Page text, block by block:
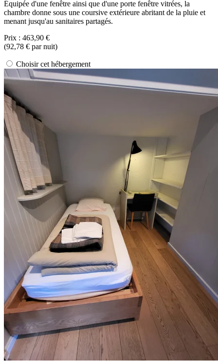
Équipée d'une fenêtre ainsi que d'une porte fenêtre vitrées, la
chambre donne sous une coursive extérieure abritant de la pluie et
menant jusqu'au sanitaires partagés.
Prix : 463,90 €
(92,78 € par nuit)
Choisir cet hébergement